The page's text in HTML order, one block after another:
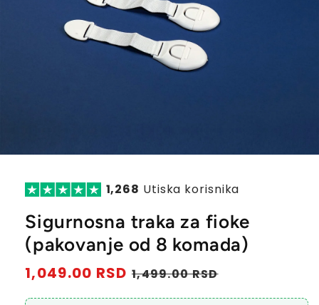
1,268 Utiska korisnika
Sigurnosna traka za fioke
(pakovanje od 8 komada)
Redovna
cena
1,049.00 RSD Prodajna
cena
1,499.00 RSD